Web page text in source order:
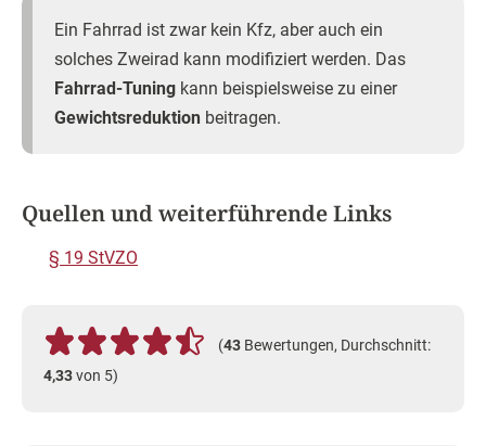
Ein Fahrrad ist zwar kein Kfz, aber auch ein
solches Zweirad kann modifiziert werden. Das
Fahrrad-Tuning kann beispielsweise zu einer
Gewichtsreduktion beitragen.
Quellen und weiterführende Links
§ 19 StVZO
(43 Bewertungen, Durchschnitt:
4,33von 5)